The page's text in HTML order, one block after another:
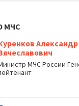
МЧС
Александр
МЧС России